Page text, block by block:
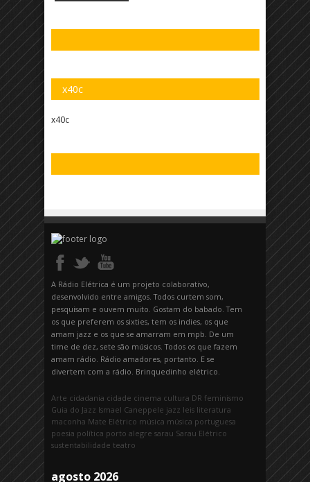
x40c
x40c
A Rádio Elétrica é um projeto colaborativo,
desenvolvido entre amigos. Todos curtem som,
pesquisam e ouvem muito. Gostam do babado. Tem
os que preferem os sixties, tem os indies, os que
amam jazz e os que se amarram em mpb. De um
time de dez, sete são músicos. Todos os que fazem
amam rádio. Rádio amadores, portanto. E se
divertem com a rádio. Brinquedinho elétrico.
Arte cidadania cidade cinema cultura DR feminismo
Guia do Jazz Ismael Caneppele jazz leis literatura
maconha Mate Elétrico música música portuguesa
poesia política porto alegre sarau Sarau Elétrico
sustentabilidade teatro
agosto 2026